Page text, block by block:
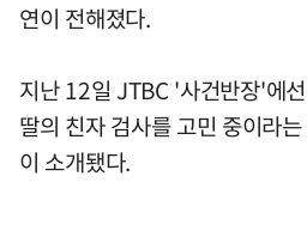
연이 전해졌다.
지난 12일 JTBC '사건반장'에
딸의 친자 검사를 고민 중이라
이 소개됐다.